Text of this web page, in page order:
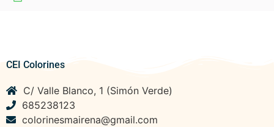
CEI Colorines
C/ Valle Blanco, 1 (Simón Verde)
685238123
colorinesmairena@gmail.com